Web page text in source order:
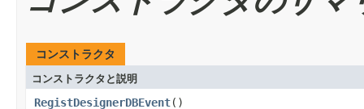
コンストラクタ
コンストラクタと説明
RegistDesignerDBEvent()